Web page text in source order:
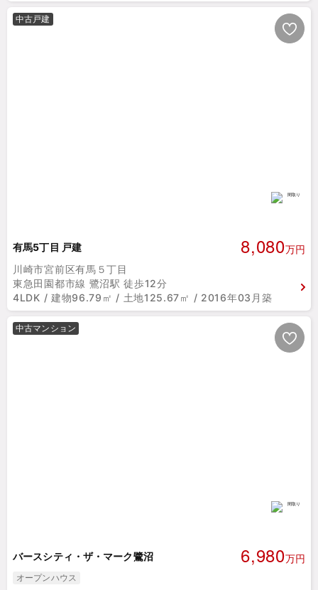
中古戸建
有馬5丁目 戸建 8,080万円
川崎市宮前区有馬５丁目
東急田園都市線 鷺沼駅 徒歩12分
4LDK / 建物96.79㎡ / 土地125.67㎡ / 2016年03月築
中古マンション
バースシティ・ザ・マーク鷺沼 6,980万円
オープンハウス